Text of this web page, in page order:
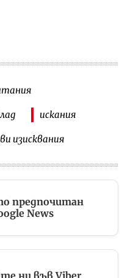
искания
изисквания
предпочитан
News